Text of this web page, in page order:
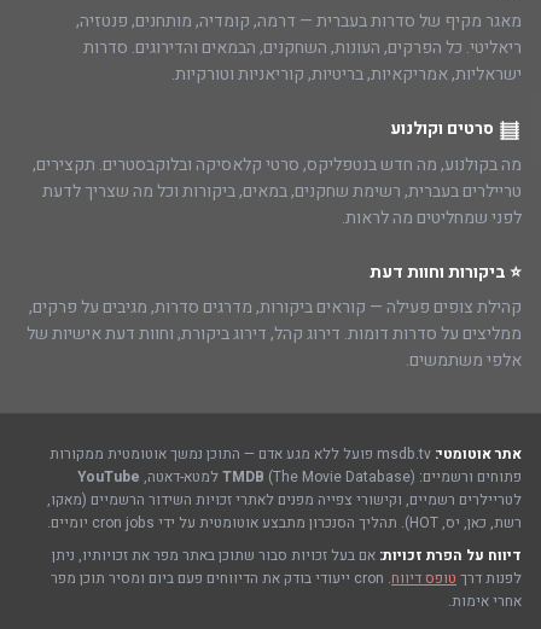
מאגר מקיף של סדרות בעברית — דרמה, קומדיה, מותחנים, פנטזיה,
ריאליטי. כל הפרקים, העונות, השחקנים, הבמאים והדירוגים. סדרות
ישראליות, אמריקאיות, בריטיות, קוריאניות וטורקיות.
סרטים וקולנוע
מה בקולנוע, מה חדש בנטפליקס, סרטי קלאסיקה ובלוקבסטרים. תקצירים,
טריילרים בעברית, רשימת שחקנים, במאים, ביקורות וכל מה שצריך לדעת
לפני שמחליטים מה לראות.
⭐ ביקורות וחוות דעת
קהילת צופים פעילה — קוראים ביקורות, מדרגים סדרות, מגיבים על פרקים,
ממליצים על סדרות דומות. דירוג קהל, דירוג ביקורת, וחוות דעת אישיות של
אלפי משתמשים.
אתר אוטומטי:
msdb.tv פועל ללא מגע אדם — התוכן נמשך אוטומטית ממקורות
פתוחים ורשמיים:
TMDB (The Movie Database) למטא-דאטה,
YouTube
לטריילרים רשמיים, וקישורי צפייה מפנים לאתרי זכויות השידור הרשמיים (מאקו,
רשת, כאן, יס, HOT). תהליך הסנכרון מתבצע אוטומטית על ידי cron jobs יומיים.
דיווח על הפרת זכויות: אם בעל זכויות סבור שתוכן באתר מפר את זכויותיו, ניתן
לפנות דרך טופס דיווח
. cron ייעודי בודק את הדיווחים פעם ביום ומסיר תוכן מפר
אחרי אימות.